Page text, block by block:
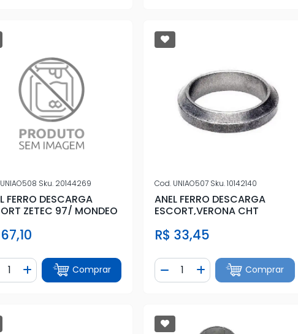
UNIAO508 Sku. 20144269
FERRO DESCARGA
ZETEC 97/ MONDEO
Quantidade
Adicionar Quantidade
Comprar
Cod. UNIAO507 Sku.10142140
ANEL FERRO DESCARGA
ESCORT,VERONA CHT
R$ 33,45
Diminuir Quantidade
Quantidade
Adicionar Quantidade
Comprar